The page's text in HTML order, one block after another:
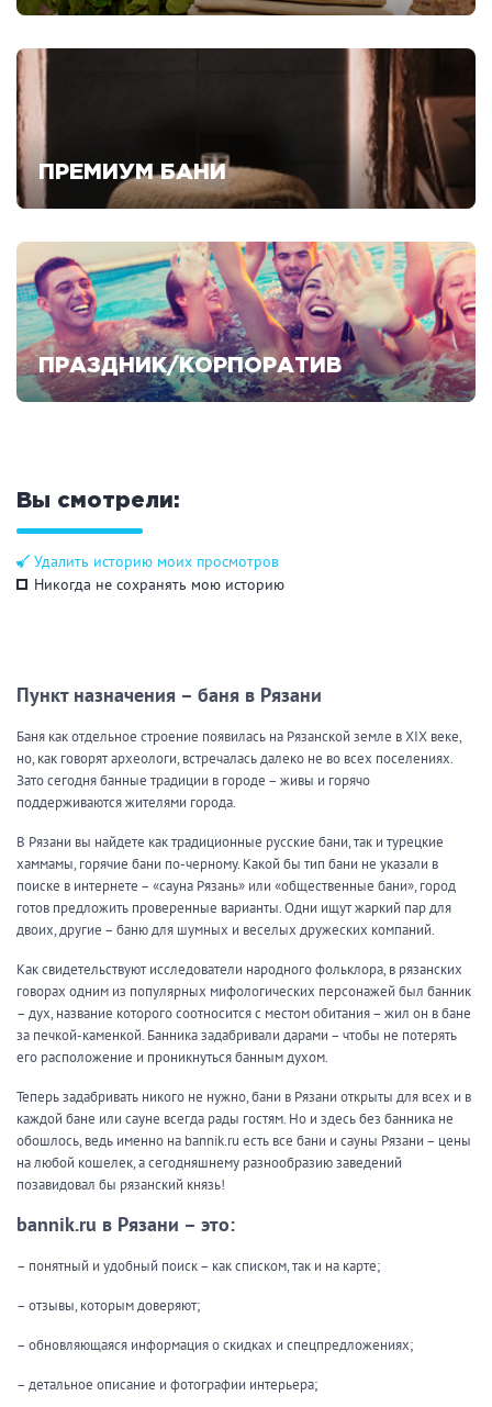
Смотреть предложения
ПРЕМИУМ БАНИ
Смотреть предложения
ПРАЗДНИК/КОРПОРАТИВ
Смотреть предложения
Вы смотрели:
Удалить историю моих просмотров
Никогда не сохранять мою историю
Пункт назначения – баня в Рязани
Баня как отдельное строение появилась на Рязанской земле в XIX веке,
но, как говорят археологи, встречалась далеко не во всех поселениях.
Зато сегодня банные традиции в городе – живы и горячо
поддерживаются жителями города.
В Рязани вы найдете как традиционные русские бани, так и турецкие
хаммамы, горячие бани по-черному. Какой бы тип бани не указали в
поиске в интернете – «сауна Рязань» или «общественные бани», город
готов предложить проверенные варианты. Одни ищут жаркий пар для
двоих, другие – баню для шумных и веселых дружеских компаний.
Как свидетельствуют исследователи народного фольклора, в рязанских
говорах одним из популярных мифологических персонажей был банник
– дух, название которого соотносится с местом обитания – жил он в бане
за печкой-каменкой. Банника задабривали дарами – чтобы не потерять
его расположение и проникнуться банным духом.
Теперь задабривать никого не нужно, бани в Рязани открыты для всех и в
каждой бане или сауне всегда рады гостям. Но и здесь без банника не
обошлось, ведь именно на bannik.ru есть все бани и сауны Рязани – цены
на любой кошелек, а сегодняшнему разнообразию заведений
позавидовал бы рязанский князь!
bannik.ru в Рязани – это:
– понятный и удобный поиск – как списком, так и на карте;
– отзывы, которым доверяют;
– обновляющаяся информация о скидках и спецпредложениях;
– детальное описание и фотографии интерьера;